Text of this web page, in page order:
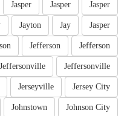
Jasper
Jasper
Jasper
Jasper
Jay
Jayton
Jefferson
Jefferson
Jeffersonville
Jeffersonville
Jersey City
Jerseyville
Johnson City
Johnstown